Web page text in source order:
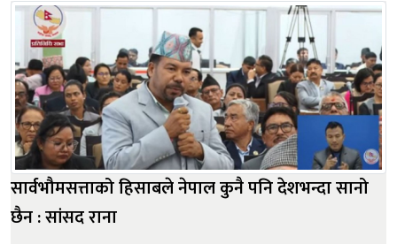
ऐनअनुसार कार्यघण्टा र चिकित्सकहरूको मासिक भत्तासम्बन्धी
सार्वभौमसत्ताको हिसाबले नेपाल कुनै पनि देशभन्दा सानो
छैन : सांसद राना